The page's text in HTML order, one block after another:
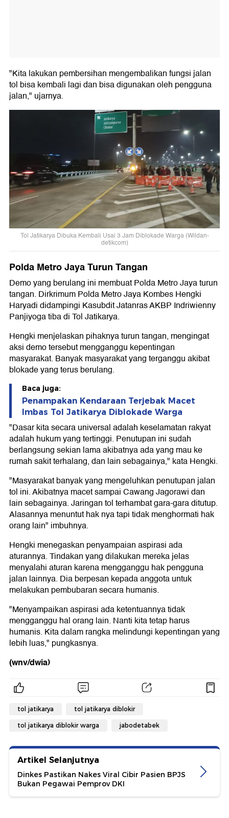
"Kita lakukan pembersihan mengembalikan fungsi jalan
tol bisa kembali lagi dan bisa digunakan oleh pengguna
jalan," ujarnya.
Tol Jatikarya Dibuka Kembali Usai 3 Jam Diblokade Warga (Wildan-
detikcom)
Polda Metro Jaya Turun Tangan
Demo yang berulang ini membuat Polda Metro Jaya turun
tangan. Dirkrimum Polda Metro Jaya Kombes Hengki
Haryadi didampingi Kasubdit Jatanras AKBP Indriwienny
Panjiyoga tiba di Tol Jatikarya.
Hengki menjelaskan pihaknya turun tangan, mengingat
aksi demo tersebut mengganggu kepentingan
masyarakat. Banyak masyarakat yang terganggu akibat
blokade yang terus berulang.
Baca juga:
Penampakan Kendaraan Terjebak Macet
Imbas Tol Jatikarya Diblokade Warga
"Dasar kita secara universal adalah keselamatan rakyat
adalah hukum yang tertinggi. Penutupan ini sudah
berlangsung sekian lama akibatnya ada yang mau ke
rumah sakit terhalang, dan lain sebagainya," kata Hengki.
"Masyarakat banyak yang mengeluhkan penutupan jalan
tol ini. Akibatnya macet sampai Cawang Jagorawi dan
lain sebagainya. Jaringan tol terhambat gara-gara ditutup.
Alasannya menuntut hak nya tapi tidak menghormati hak
orang lain" imbuhnya.
Hengki menegaskan penyampaian aspirasi ada
aturannya. Tindakan yang dilakukan mereka jelas
menyalahi aturan karena mengganggu hak pengguna
jalan lainnya. Dia berpesan kepada anggota untuk
melakukan pembubaran secara humanis.
"Menyampaikan aspirasi ada ketentuannya tidak
mengganggu hal orang lain. Nanti kita tetap harus
humanis. Kita dalam rangka melindungi kepentingan yang
lebih luas," pungkasnya.
(wnv/dwia)
tol jatikarya tol jatikarya diblokir
tol jatikarya diblokir warga jabodetabek
Artikel Selanjutnya
Dinkes Pastikan Nakes Viral Cibir Pasien BPJS
Bukan Pegawai Pemprov DKI